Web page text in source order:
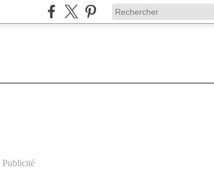
Publicité